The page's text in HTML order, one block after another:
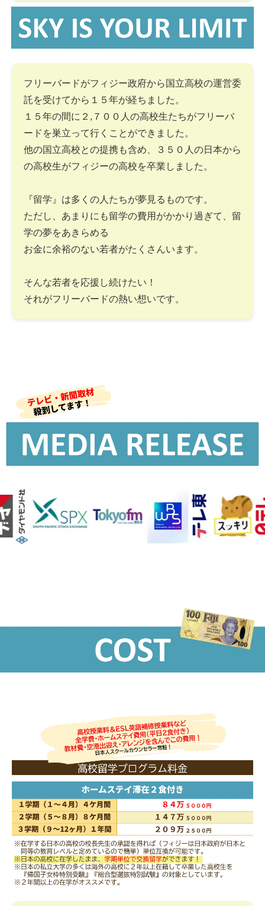
フリーバードがフィジー政府から国立高校の運営委
託を受けてから１５年が経ちました。
１５年の間に２,７００人の高校生たちがフリーバ
ードを巣立って行くことができました。
他の国立高校との提携も含め、３５０人の日本から
の高校生がフィジーの高校を卒業しました。
『留学』は多くの人たちが夢見るものです。
ただし、あまりにも留学の費用がかかり過ぎて、留
学の夢をあきらめる
お金に余裕のない若者がたくさんいます。
そんな若者を応援し続けたい！
それがフリーバードの熱い想いです。